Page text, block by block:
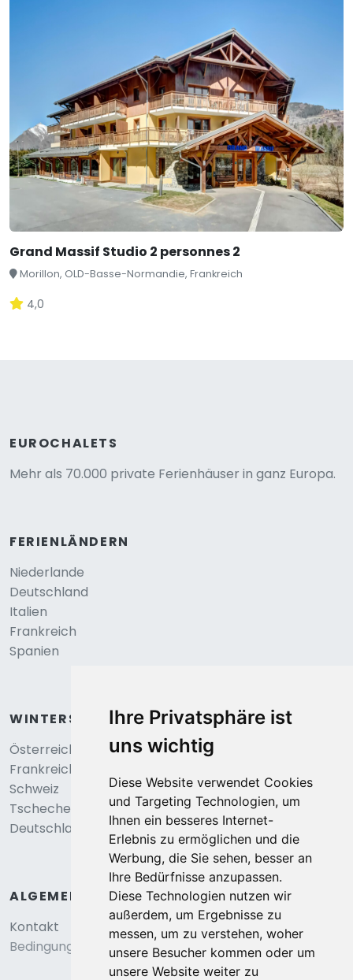
Ihre Privatsphäre ist
uns wichtig
Diese Website verwendet Cookies
und Targeting Technologien, um
Ihnen ein besseres Internet-
Erlebnis zu ermöglichen und die
Werbung, die Sie sehen, besser an
Ihre Bedürfnisse anzupassen.
Diese Technologien nutzen wir
außerdem, um Ergebnisse zu
messen, um zu verstehen, woher
unsere Besucher kommen oder um
unsere Website weiter zu
Grand Massif Studio 2 personnes 2
Morillon, OLD-Basse-Normandie, Frankreich
4,0
EUROCHALETS
Mehr als 70.000 private Ferienhäuser in ganz Europa.
FERIENLÄNDERN
Niederlande
Deutschland
Italien
Frankreich
Spanien
WINTERSPORT
Österreich
Frankreich
Schweiz
Tschechei
Deutschland
ALGEMEIN
Kontakt
Bedingungen und konditionen